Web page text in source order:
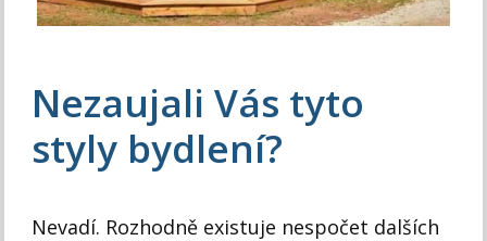
Nezaujali Vás tyto
styly bydlení?
Nevadí. Rozhodně existuje nespočet dalších